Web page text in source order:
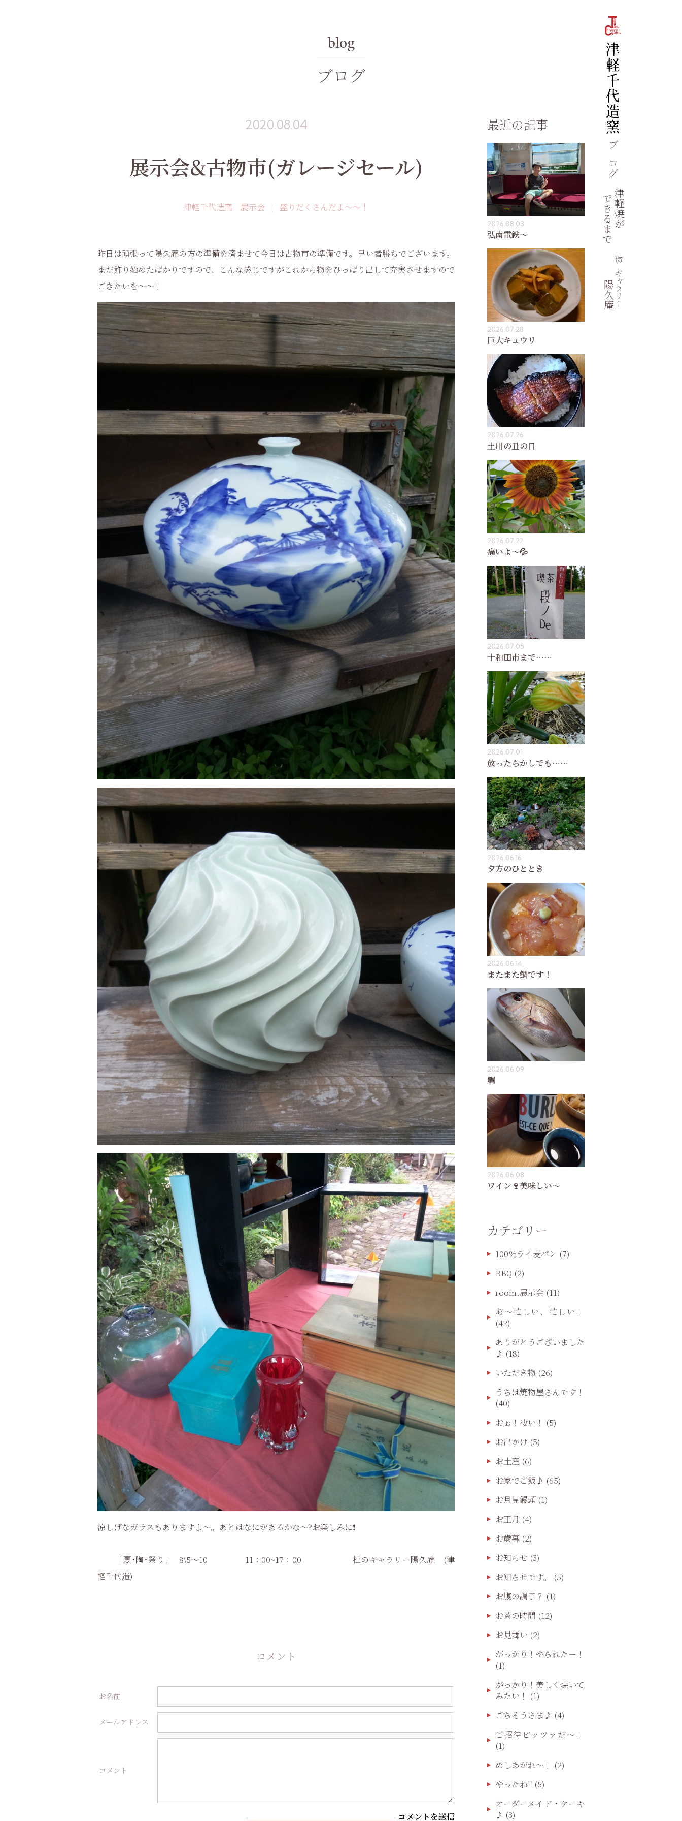
ブログ
津軽焼が
できるまで
杜のギャラリー
陽久庵
blog
ブログ
2020.08.04
展示会&古物市(ガレージセール)
津軽千代造窯 展示会 盛りだくさんだよ〜〜！
昨日は頑張って陽久庵の方の準備を済ませて今日は古物市の準備です。早い者勝ちでございます。
まだ飾り始めたばかりですので、こんな感じですがこれから物をひっばり出して充実させますので
ごきたいを～～！
涼しげなガラスもありますよ～。あとはなにがあるかな～?お楽しみに❗
｢夏･陶･祭り｣ 8\5～10 11：00~17：00 杜のギャラリー陽久庵 (津
軽千代造)
コメント
お名前
メールアドレス
コメント
コメントを送信
最近の記事
2026.08.03
弘南電鉄〜
2026.07.28
巨大キュウリ
2026.07.26
土用の丑の日
2026.07.22
痛いよ〜💦
2026.07.05
十和田市まで……
2026.07.01
放ったらかしでも……
2026.06.16
夕方のひととき
2026.06.14
またまた鯛です！
2026.06.09
鯛
2026.06.08
ワイン🍷美味しい〜
カテゴリー
100％ライ麦パン (7)
BBQ (2)
room.展示会 (11)
あ〜忙しい、忙しい！
(42)
ありがとうございました
♪ (18)
いただき物 (26)
うちは焼物屋さんです！
(40)
おぉ！凄い！ (5)
お出かけ (5)
お土産 (6)
お家でご飯♪ (65)
お月見饅頭 (1)
お正月 (4)
お歳暮 (2)
お知らせ (3)
お知らせです。
(5)
お腹の調子？ (1)
お茶の時間 (12)
お見舞い (2)
がっかり！やられたー！
(1)
がっかり！美しく焼いて
みたい！ (1)
ごちそうさま♪ (4)
ご招待ピッツァだ〜！
(1)
めしあがれ～！ (2)
やったね‼️ (5)
オーダーメイド・ケーキ
♪ (3)